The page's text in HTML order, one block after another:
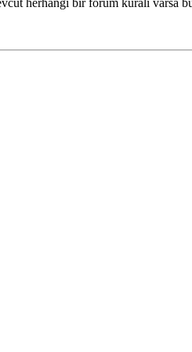
herhangi bir forum kuralı varsa